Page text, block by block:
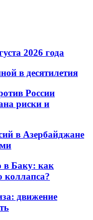
2026 года
в десятилетия
России
риски и
в Азербайджане
в Баку: как
коллапса?
движение